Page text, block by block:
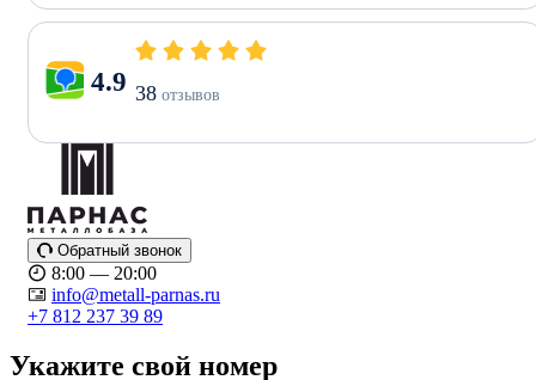
4.9 38 отзывов
Обратный звонок
8:00 — 20:00
info@metall-parnas.ru
+7 812 237 39 89
Укажите свой номер